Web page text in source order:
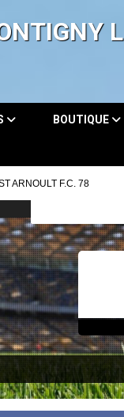
BOUTIQUE
ARNOULT F.C. 78